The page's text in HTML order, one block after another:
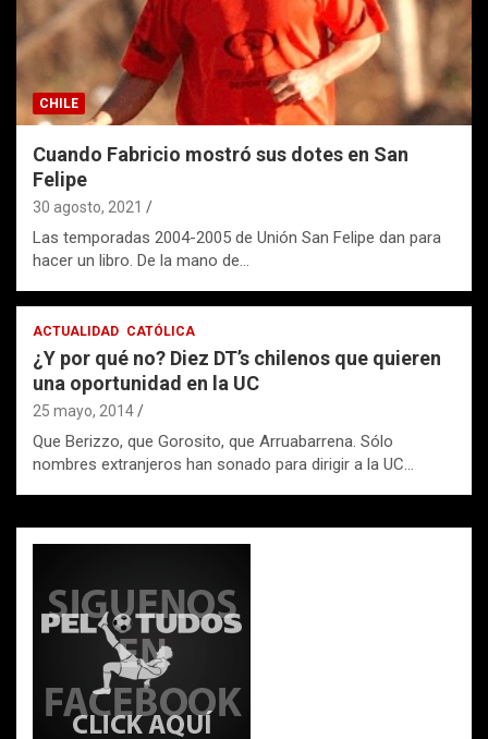
CHILE
Cuando Fabricio mostró sus dotes en San
Felipe
30 agosto, 2021
Las temporadas 2004-2005 de Unión San Felipe dan para
hacer un libro. De la mano de…
ACTUALIDAD CATÓLICA
¿Y por qué no? Diez DT’s chilenos que quieren
una oportunidad en la UC
25 mayo, 2014
Que Berizzo, que Gorosito, que Arruabarrena. Sólo
nombres extranjeros han sonado para dirigir a la UC…